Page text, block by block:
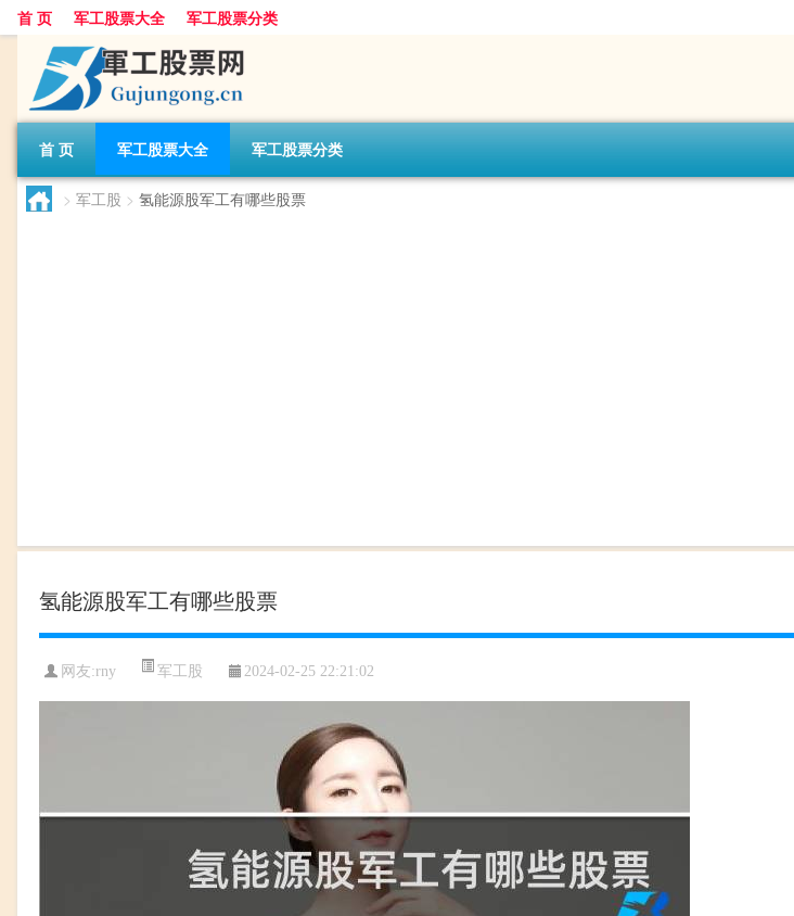
首 页 军工股票大全 军工股票分类
首 页 军工股票大全 军工股票分类
> 军工股 > 氢能源股军工有哪些股票
氢能源股军工有哪些股票
网友:rny 军工股 2024-02-25 22:21:02